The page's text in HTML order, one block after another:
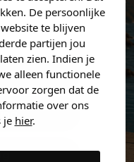
De persoonlijke
te blijven
partijen jou
zien. Indien je
alleen functionele
zorgen dat de
over ons
je hier.